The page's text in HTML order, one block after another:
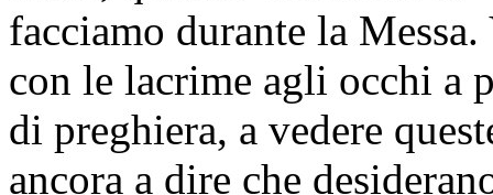
facciamo durante la
con le lacrime agli occhi a
di preghiera, a vedere
ancora a dire che